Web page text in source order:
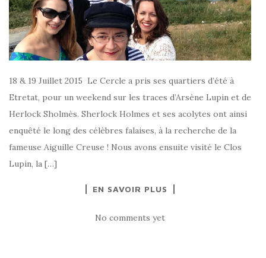
18 & 19 Juillet 2015 Le Cercle a pris ses quartiers d’été à
Etretat, pour un weekend sur les traces d’Arsène Lupin et de
Herlock Sholmès. Sherlock Holmes et ses acolytes ont ainsi
enquêté le long des célèbres falaises, à la recherche de la
fameuse Aiguille Creuse ! Nous avons ensuite visité le Clos
Lupin, la […]
EN SAVOIR PLUS
No comments yet